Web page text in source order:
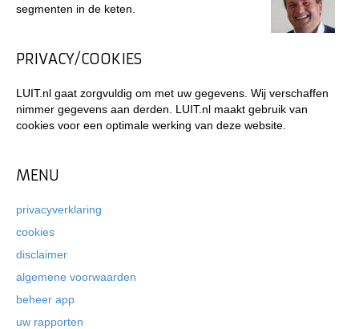
segmenten in de keten.
PRIVACY/COOKIES
LUIT.nl gaat zorgvuldig om met uw gegevens. Wij verschaffen
nimmer gegevens aan derden. LUIT.nl maakt gebruik van
cookies voor een optimale werking van deze website.
MENU
privacyverklaring
cookies
disclaimer
algemene voorwaarden
beheer app
uw rapporten